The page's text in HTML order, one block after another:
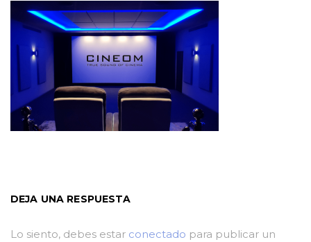
DEJA UNA RESPUESTA
Lo siento, debes estar conectado para publicar un